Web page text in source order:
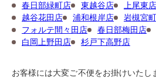
春日部緑町店
東越谷店 上尾東店
越谷花田店
浦和根岸店 岩槻宮
フォルテ間々田店
春日部梅田店
白岡上野田店
杉戸下高野店
お客様には大変ご不便をお掛けいたし